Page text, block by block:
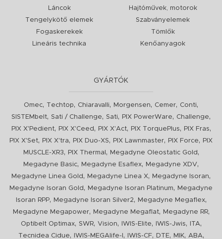
Láncok
Tengelykötő elemek
Fogaskerekek
Lineáris technika
Hajtóművek, motorok
Szabványelemek
Tömlők
Kenőanyagok
GYÁRTÓK
Omec, Techtop, Chiaravalli, Morgensen, Cemer, Conti,
SISTEMbelt, Sati / Challenge, Sati, PIX PowerWare, Challenge,
PIX X'Pedient, PIX X'Ceed , PIX X'Act, PIX TorquePlus, PIX Fras,
PIX X'Set, PIX X'tra, PIX Duo-XS, PIX Lawnmaster, PIX Force,
PIX
MUSCLE-XR3, PIX Thermal , Megadyne Oleostatic Gold ,
Megadyne Basic, Megadyne Esaflex, Megadyne XDV,
Megadyne Linea Gold , Megadyne Linea X, Megadyne Isoran,
Megadyne Isoran Gold , Megadyne Isoran Platinum,
Megadyne
Isoran RPP, Megadyne Isoran Silver2, Megadyne Megaflex,
Megadyne Megapower, Megadyne Megaflat, Megadyne RR,
Optibelt Optimax, SWR, Vision, IWIS-Elite, IWIS-Jwis, ITA,
Tecnidea Cidue, IWIS-MEGAlife-I , IWIS-CF, DTE, MIK, ABA,